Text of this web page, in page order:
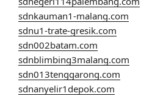
sdnkauman1-malang.com
sdnu1-trate-gresik.com
sdn002batam.com
sdnblimbing3malang.com
sdn013tenggarong.com
sdnanyelir1depok.com